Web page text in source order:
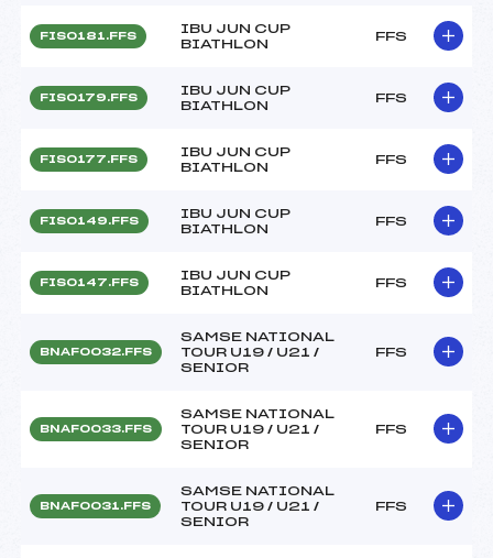
FIS0181.FFS
IBU JUN CUP
BIATHLON
FFS
FIS0179.FFS
IBU JUN CUP
BIATHLON
FFS
FIS0177.FFS
IBU JUN CUP
BIATHLON
FFS
FIS0149.FFS
IBU JUN CUP
BIATHLON
FFS
FIS0147.FFS
IBU JUN CUP
BIATHLON
FFS
BNAF0032.FFS
SAMSE NATIONAL
TOUR U19 / U21 /
SENIOR
FFS
BNAF0033.FFS
SAMSE NATIONAL
TOUR U19 / U21 /
SENIOR
FFS
BNAF0031.FFS
SAMSE NATIONAL
TOUR U19 / U21 /
SENIOR
FFS